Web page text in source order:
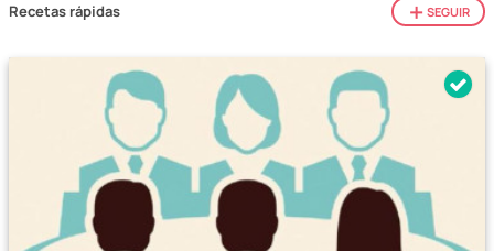
Recetas rápidas SEGUIR